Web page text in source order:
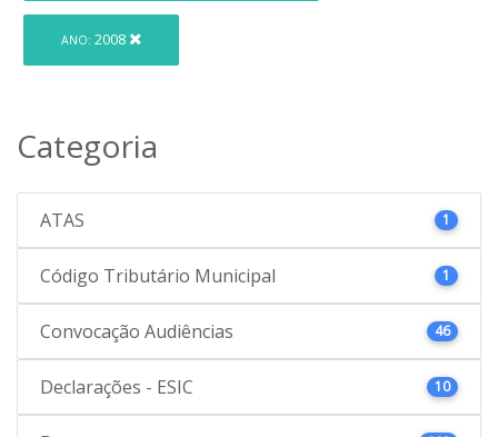
ANO: 2008
Categoria
ATAS 1
Código Tributário Municipal 1
Convocação Audiências 46
Declarações - ESIC 10